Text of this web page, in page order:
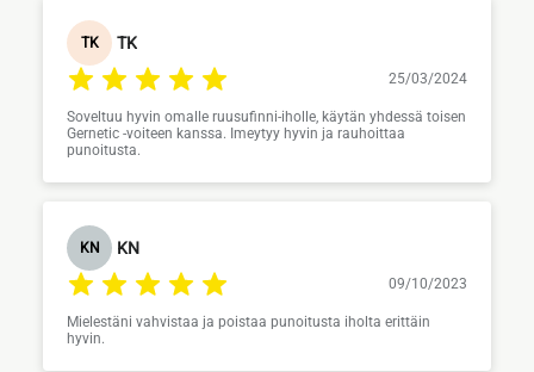
TK TK
25/03/2024
Soveltuu hyvin omalle ruusufinni-iholle, käytän yhdessä toisen
Gernetic -voiteen kanssa. Imeytyy hyvin ja rauhoittaa
punoitusta.
KN KN
09/10/2023
Mielestäni vahvistaa ja poistaa punoitusta iholta erittäin
hyvin.